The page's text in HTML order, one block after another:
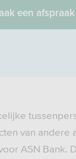
een afspraak
van andere
ASN Bank.